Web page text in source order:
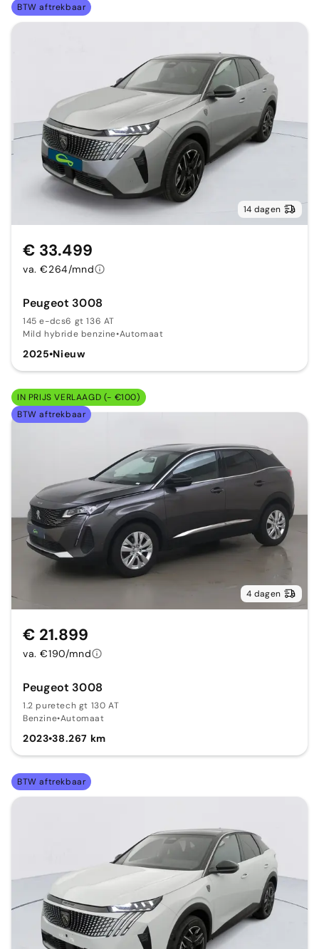
BTW aftrekbaar
14 dagen
Peugeot 3008
145 e-dcs6 gt 136 AT
Mild hybride benzine•Automaat
2025•Nieuw
€ 33.499
va. €264/mnd
IN PRIJS VERLAAGD (- €100)
BTW aftrekbaar
4 dagen
Peugeot 3008
1.2 puretech gt 130 AT
Benzine•Automaat
2023•38.267 km
€ 21.899
va. €190/mnd
BTW aftrekbaar